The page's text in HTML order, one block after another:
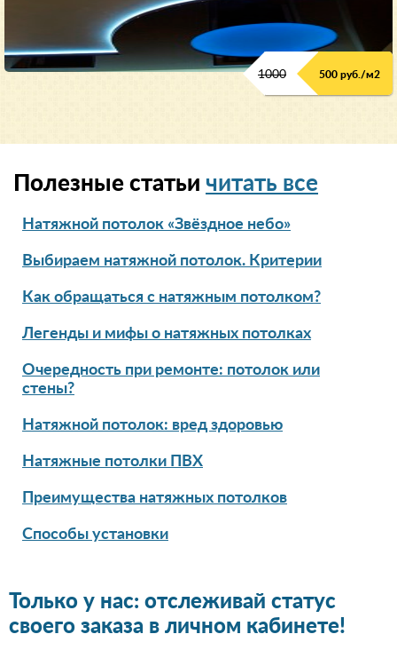
1000 500 руб./м2
Полезные статьи читать все
Натяжной потолок «Звёздное небо»
Выбираем натяжной потолок. Критерии
Как обращаться с натяжным потолком?
Легенды и мифы о натяжных потолках
Очередность при ремонте: потолок или
стены?
Натяжной потолок: вред здоровью
Натяжные потолки ПВХ
Преимущества натяжных потолков
Способы установки
Только у нас: отслеживай статус
своего заказа в личном кабинете!